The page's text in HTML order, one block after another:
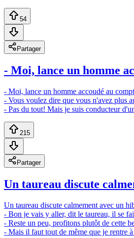
54
Partager
- Moi, lance un homme
- Moi, lance un homme accoudé au
- Vous voulez dire que vous n'avez plus
- Pas du tout! Mais je suis conducteur
215
Partager
Un taureau discute
Un taureau discute calmement avec un
- Bon je vais y aller, dit le taureau, il se
- Reste un peu, profitons plutôt de cette
- Mais il faut tout de même que je rentre